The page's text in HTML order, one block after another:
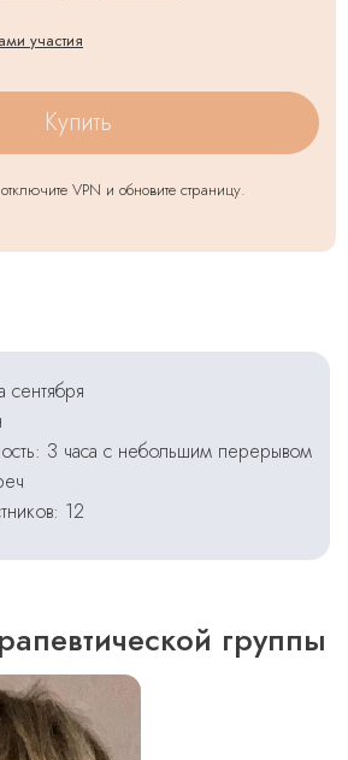
участия
Купить
VPN и обновите страницу.
сентября
3 часа с небольшим перерывом
12
группы